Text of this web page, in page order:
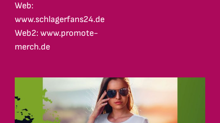
Web:
www.schlagerfans24.de
Web2: www.promote-
merch.de